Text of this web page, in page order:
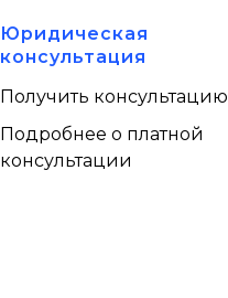
Юридическая
консультация
Получить консультацию
Подробнее о платной
консультации